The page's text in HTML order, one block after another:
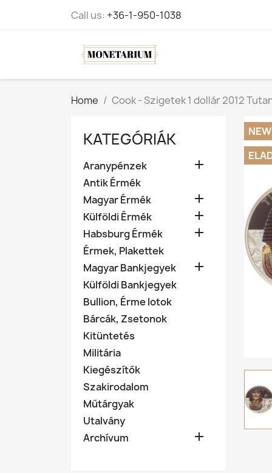
Call us: +36-1-950-1038
Home Cook - Szigetek 1 dollár 2012
KATEGÓRIÁK
Aranypénzek 
Antik Érmék
Magyar Érmék

Külföldi Érmék 
Habsburg Érmék 
Érmek, Plakettek
Magyar Bankjegyek

Külföldi Bankjegyek
Bullion, Érme lotok
Bárcák, Zsetonok
Kitüntetés
Militária
Kiegészítők
Szakirodalom
Műtárgyak
Utalvány
Archívum

NEW